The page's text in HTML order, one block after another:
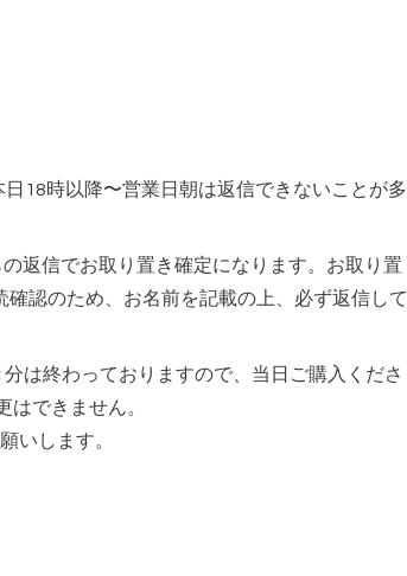
18時以降〜営業日朝は返信できないことが多
返信でお取り置き確定になります。お取り置
認のため、お名前を記載の上、必ず返信して
は終わっておりますので、当日ご購入くださ
できません。
いします。